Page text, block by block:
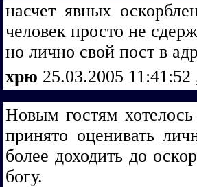
насчет явных
человек просто не
но лично свой пост в
хрю 25.03.2005 11:41:52
Новым гостям
принято оценивать
более доходить до
богу.